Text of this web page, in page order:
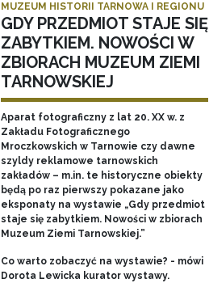
MUZEUM HISTORII TARNOWA I REGIONU
GDY PRZEDMIOT STAJE SIĘ
ZABYTKIEM. NOWOŚCI W
ZBIORACH MUZEUM ZIEMI
TARNOWSKIEJ
Aparat fotograficzny z lat 20. XX w. z
Zakładu Fotograficznego
Mroczkowskich w Tarnowie czy dawne
szyldy reklamowe tarnowskich
zakładów – m.in. te historyczne obiekty
będą po raz pierwszy pokazane jako
eksponaty na wystawie „Gdy przedmiot
staje się zabytkiem. Nowości w zbiorach
Muzeum Ziemi Tarnowskiej.”
Co warto zobaczyć na wystawie? - mówi
Dorota Lewicka kurator wystawy.